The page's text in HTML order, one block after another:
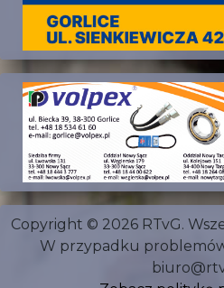
Copyright © 2026 RTvG.
W przypadku